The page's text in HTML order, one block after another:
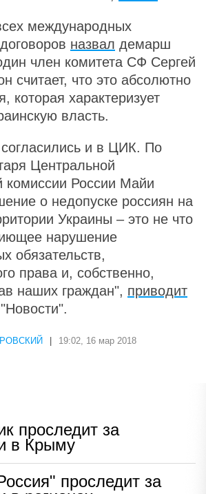
международных
назвал демарш
член комитета СФ Сергей
считает, что это абсолютно
которая характеризует
власть.
и в ЦИК. По
Центральной
комиссии России Майи
о недопуске россиян на
Украины – это не что
нарушение
обязательств,
права и, собственно,
наших граждан", приводит
19:02, 16 мар 2018
проследит за
в Крыму
проследит за